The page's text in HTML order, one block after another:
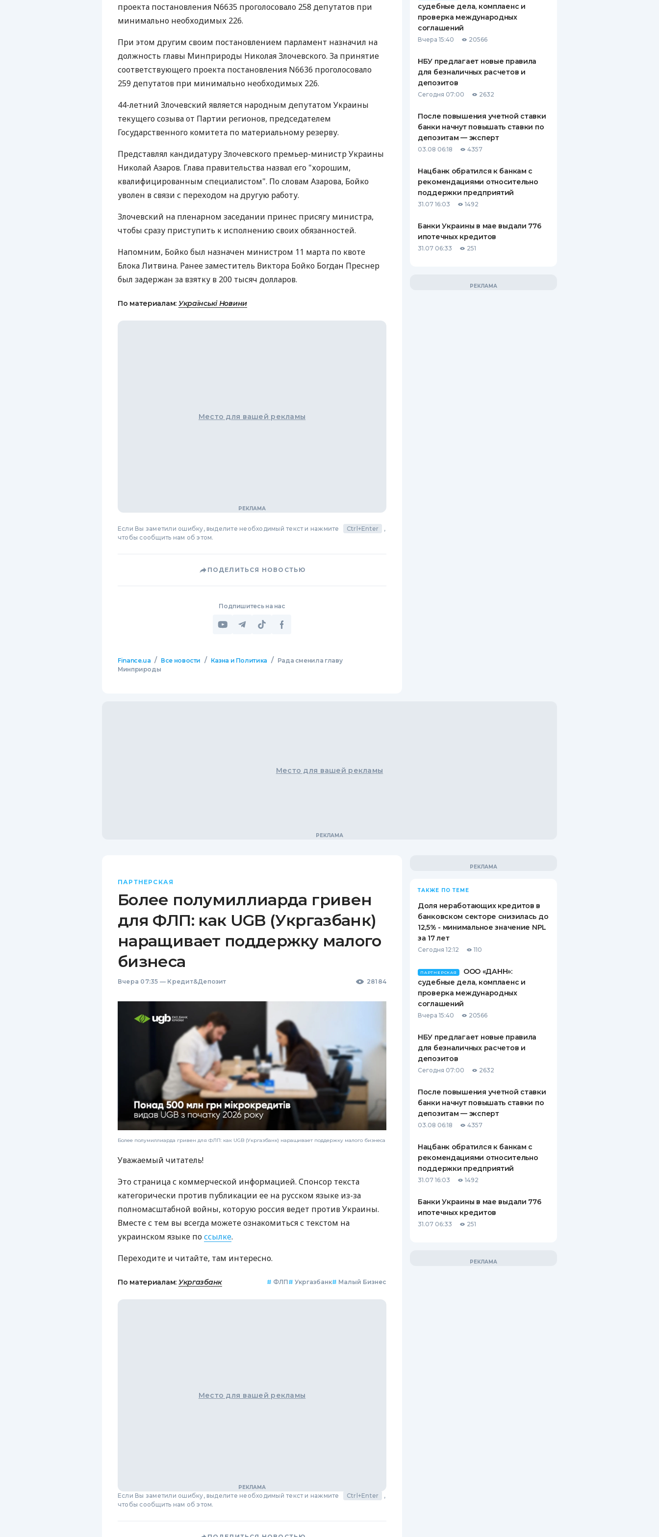
ПУТЕВОДИТЕЛИ ПО
БАНКОВСКИМ КАРТАМ
ПУТЕВОДИТЕЛИ ПО
СТРАХОВАНИЮ
ВСЕ СТРАХОВЫЕ ПОЛИСЫ
СТРАХОВЫЕ КОМПАНИИ
ОТЗЫВЫ О СТРАХОВЫХ
КОМПАНИЯХ
ДОСТАВКА И ОПЛАТА
проекта постановления N6635 проголосовало 258 депутатов при
минимально необходимых 226.
При этом другим своим постановлением парламент назначил на
должность главы Минприроды Николая Злочевского. За принятие
соответствующего проекта постановления N6636 проголосовало
259 депутатов при минимально необходимых 226.
44-летний Злочевский является народным депутатом Украины
текущего созыва от Партии регионов, председателем
Государственного комитета по материальному резерву.
Представлял кандидатуру Злочевского премьер-министр Украины
Николай Азаров. Глава правительства назвал его "хорошим,
квалифицированным специалистом". По словам Азарова, Бойко
уволен в связи с переходом на другую работу.
Злочевский на пленарном заседании принес присягу министра,
чтобы сразу приступить к исполнению своих обязанностей.
Напомним, Бойко был назначен министром 11 марта по квоте
Блока Литвина. Ранее заместитель Виктора Бойко Богдан Преснер
был задержан за взятку в 200 тысяч долларов.
По материалам: Українські Новини
Место для вашей рекламы
Если Вы заметили ошибку, выделите необходимый текст и нажмите Ctrl+Enter
,
чтобы сообщить нам об этом.
ПОДЕЛИТЬСЯ НОВОСТЬЮ
Подпишитесь на нас
Finance.ua / Все новости / Казна и Политика /
Рада сменила главу
Минприроды
судебные дела, комплаенс и
проверка международных
соглашений
Вчера 15:40 20566
НБУ предлагает новые правила
для безналичных расчетов и
депозитов
Сегодня 07:00 2632
После повышения учетной ставки
банки начнут повышать ставки по
депозитам — эксперт
03.08 06:18 4357
Нацбанк обратился к банкам с
рекомендациями относительно
поддержки предприятий
31.07 16:03 1492
Банки Украины в мае выдали 776
ипотечных кредитов
31.07 06:33 251
Место для вашей рекламы
ПАРТНЕРСКАЯ
Более полумиллиарда гривен
для ФЛП: как UGB (Укргазбанк)
наращивает поддержку малого
бизнеса
Вчера 07:35 — Кредит&Депозит 28184
Более полумиллиарда гривен для ФЛП: как UGB (Укргазбанк) наращивает поддержку малого бизнеса
Уважаемый читатель!
Это страница с коммерческой информацией. Спонсор текста
категорически против публикации ее на русском языке из-за
полномасштабной войны, которую россия ведет против Украины.
Вместе с тем вы всегда можете ознакомиться с текстом на
украинском языке поссылке.
Переходите и читайте, там интересно.
По материалам: Укргазбанк # ФЛП# Укргазбанк# Малый Бизнес
Место для вашей рекламы
Если Вы заметили ошибку, выделите необходимый текст и нажмите Ctrl+Enter
,
чтобы сообщить нам об этом.
ТАКЖЕ ПО ТЕМЕ
Доля неработающих кредитов в
банковском секторе снизилась до
12,5% - минимальное значение NPL
за 17 лет
Сегодня 12:12 110
ПАРТНЕРСКАЯ
ООО «ДАНН»:
судебные дела, комплаенс и
проверка международных
соглашений
Вчера 15:40 20566
НБУ предлагает новые правила
для безналичных расчетов и
депозитов
Сегодня 07:00 2632
После повышения учетной ставки
банки начнут повышать ставки по
депозитам — эксперт
03.08 06:18 4357
Нацбанк обратился к банкам с
рекомендациями относительно
поддержки предприятий
31.07 16:03 1492
Банки Украины в мае выдали 776
ипотечных кредитов
31.07 06:33 251